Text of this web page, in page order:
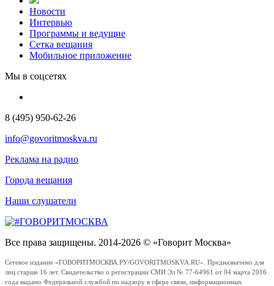
Новости
Интервью
Программы и ведущие
Сетка вещания
Мобильное приложение
Мы в соцсетях
8 (495) 950-62-26
info@govoritmoskva.ru
Реклама на радио
Города вещания
Наши слушатели
Все права защищены. 2014-2026 © «Говорит Москва»
Сетевое издание «ГОВОРИТМОСКВА.РУ/GOVORITMOSKVA.RU». Предназначено для
лиц старше 16 лет. Свидетельство о регистрации СМИ Эл № 77-64961 от 04 марта 2016
года выдано Федеральной службой по надзору в сфере связи, информационных